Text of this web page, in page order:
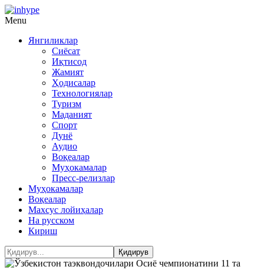
Menu
Янгиликлар
Сиёсат
Иқтисод
Жамият
Ҳодисалар
Технологиялар
Туризм
Маданият
Спорт
Дунё
Аудио
Воқеалар
Муҳокамалар
Пресс-релизлар
Муҳокамалар
Воқеалар
Махсус лойиҳалар
На русском
Кириш